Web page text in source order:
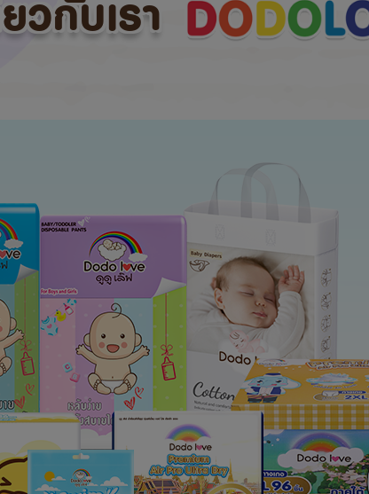
วกับเรา